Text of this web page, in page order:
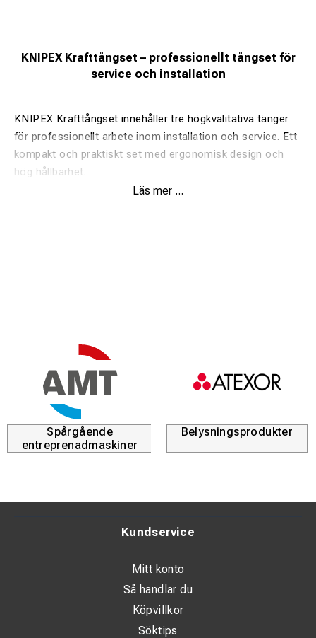
KNIPEX Krafttångset – professionellt tångset för
service och installation
KNIPEX Krafttångset innehåller tre högkvalitativa tänger
för professionellt arbete inom installation och service. Ett
kompakt och praktiskt set med ergonomisk design och
hög hållbarhet.
Produktbeskrivning:
KNIPEX 00 20 10 innehåller kraftkombinationstång, Cobra
polygriptång och kraftsidavbitare. Verktygen är utvecklade
för effektivt och dagligt professionellt användande.
Levereras i kompakt förpackning med transparent lock för
Tekniska specifikationer
Modell: KNIPEX 00 20 10
Läs mer ...
Spårgående
entreprenadmaskiner
Belysningsprodukter
Kundservice
Mitt konto
Så handlar du
Köpvillkor
Söktips